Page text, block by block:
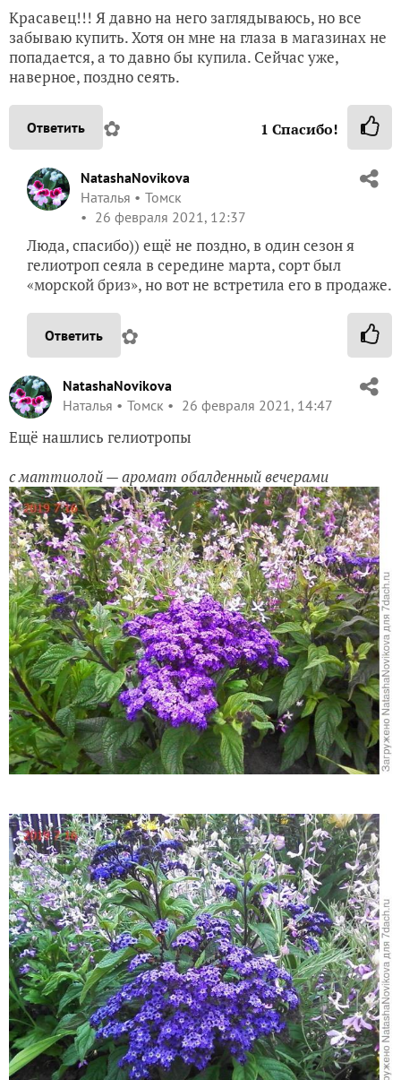
Красавец!!! Я давно на него заглядываюсь, но все
забываю купить. Хотя он мне на глаза в магазинах не
попадается, а то давно бы купила. Сейчас уже,
наверное, поздно сеять.
Ответить ✿ 1 Спасибо!
NatashaNovikova
Наталья
Томск
26 февраля 2021, 12:37
Люда, спасибо)) ещё не поздно, в один сезон я
гелиотроп сеяла в середине марта, сорт был
«морской бриз», но вот не встретила его в продаже.
Ответить ✿
NatashaNovikova
Наталья
Томск 26 февраля 2021, 14:47
Ещё нашлись гелиотропы
с маттиолой — аромат обалденный вечерами